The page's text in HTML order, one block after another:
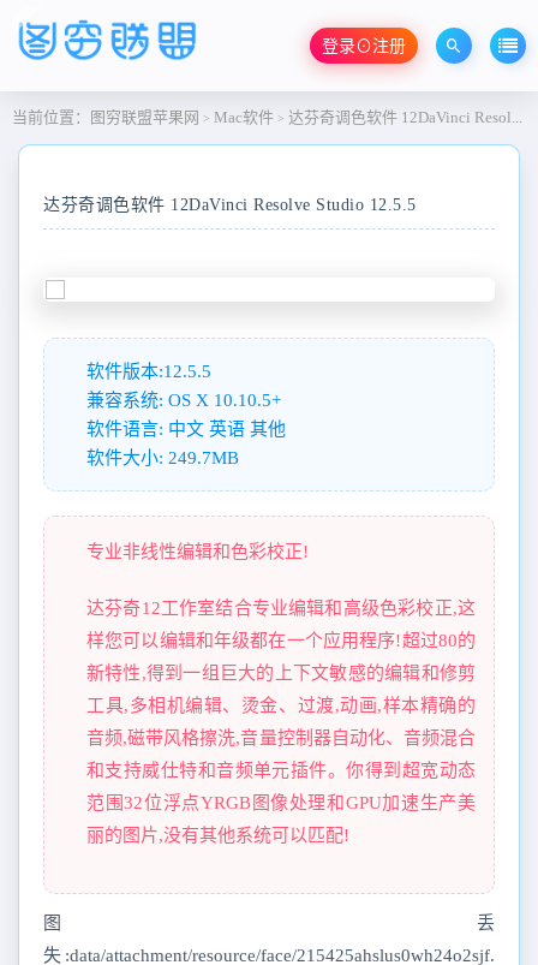
登录⊙注册
当前位置： 图穷联盟苹果网 > Mac软件 > 达芬奇调色软件 12DaVinci Resolve Studio 12.5.5
达芬奇调色软件 12DaVinci Resolve Studio 12.5.5
软件版本:12.5.5
兼容系统: OS X 10.10.5+
软件语言: 中文 英语 其他
软件大小: 249.7MB
专业非线性编辑和色彩校正!
达芬奇12工作室结合专业编辑和高级色彩校正,这
样您可以编辑和年级都在一个应用程序!超过80的
新特性,得到一组巨大的上下文敏感的编辑和修剪
工具,多相机编辑、烫金、过渡,动画,样本精确的
音频,磁带风格擦洗,音量控制器自动化、音频混合
和支持威仕特和音频单元插件。你得到超宽动态
范围32位浮点YRGB图像处理和GPU加速生产美
丽的图片,没有其他系统可以匹配!
图丢
失:data/attachment/resource/face/215425ahslus0wh24o2sjf.